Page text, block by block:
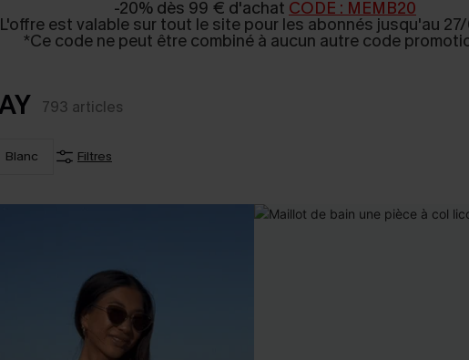
-20% dès 99 € d'achat CODE : MEMB20
est valable sur tout le site pour les abonnés jusqu'au
*Ce code ne peut être combiné à aucun autre code
793 articles
Blanc Filtres